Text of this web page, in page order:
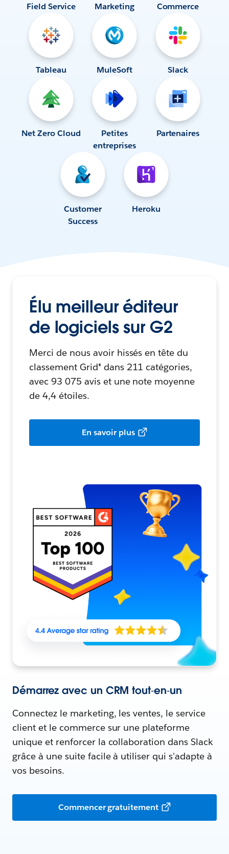
Field Service
Marketing
Commerce
Tableau MuleSoft Slack
Net Zero Cloud
Petites
entreprises
Partenaires
Customer
Success
Heroku
Élu meilleur éditeur
de logiciels sur G2
Merci de nous avoir hissés en tête du
classement Grid® dans 211 catégories,
avec 93 075 avis et une note moyenne
de 4,4 étoiles.
En savoir plus
Démarrez avec un CRM tout‑en‑un
Connectez le marketing, les ventes, le service
client et le commerce sur une plateforme
unique et renforcer la collaboration dans Slack
grâce à une suite facile à utiliser qui s'adapte à
vos besoins.
Commencer gratuitement